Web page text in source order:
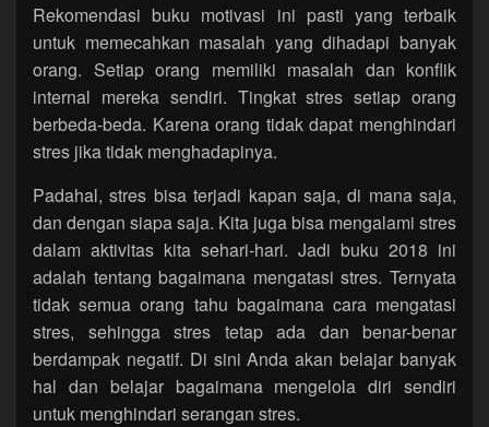
Rekomendasi buku motivasi ini pasti yang terbaik
untuk memecahkan masalah yang dihadapi banyak
orang. Setiap orang memiliki masalah dan konflik
internal mereka sendiri. Tingkat stres setiap orang
berbeda-beda. Karena orang tidak dapat menghindari
stres jika tidak menghadapinya.
Padahal, stres bisa terjadi kapan saja, di mana saja,
dan dengan siapa saja. Kita juga bisa mengalami stres
dalam aktivitas kita sehari-hari. Jadi buku 2018 ini
adalah tentang bagaimana mengatasi stres. Ternyata
tidak semua orang tahu bagaimana cara mengatasi
stres, sehingga stres tetap ada dan benar-benar
berdampak negatif. Di sini Anda akan belajar banyak
hal dan belajar bagaimana mengelola diri sendiri
untuk menghindari serangan stres.